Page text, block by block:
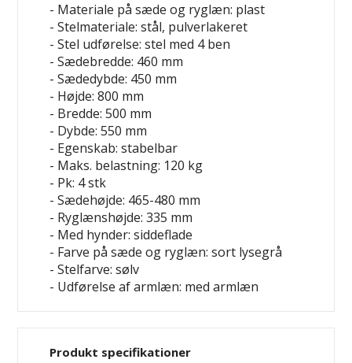
- Materiale på sæde og ryglæn: plast
- Stelmateriale: stål, pulverlakeret
- Stel udførelse: stel med 4 ben
- Sædebredde: 460 mm
- Sædedybde: 450 mm
- Højde: 800 mm
- Bredde: 500 mm
- Dybde: 550 mm
- Egenskab: stabelbar
- Maks. belastning: 120 kg
- Pk: 4 stk
- Sædehøjde: 465-480 mm
- Ryglænshøjde: 335 mm
- Med hynder: siddeflade
- Farve på sæde og ryglæn: sort lysegrå
- Stelfarve: sølv
- Udførelse af armlæn: med armlæn
Produkt specifikationer